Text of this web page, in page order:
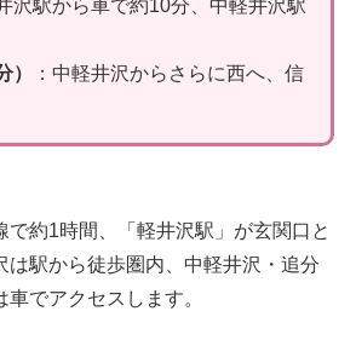
沢駅から車で約10分、中軽井沢駅
）
：中軽井沢からさらに西へ、信
で約1時間、「軽井沢駅」が玄関口と
は駅から徒歩圏内、中軽井沢・追分
でアクセスします。